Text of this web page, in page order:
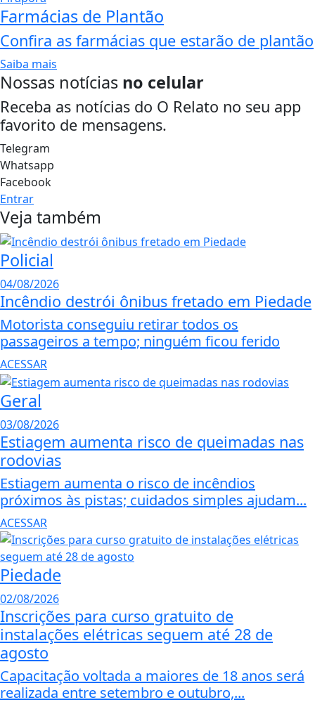
Farmácias de Plantão
Confira as farmácias que estarão de plantão
Saiba mais
Nossas notícias no celular
Receba as notícias do O Relato no seu app
favorito de mensagens.
Telegram
Whatsapp
Facebook
Entrar
Veja também
Policial
04/08/2026
Incêndio destrói ônibus fretado em Piedade
Motorista conseguiu retirar todos os
passageiros a tempo; ninguém ficou ferido
ACESSAR
Geral
03/08/2026
Estiagem aumenta risco de queimadas nas
rodovias
Estiagem aumenta o risco de incêndios
próximos às pistas; cuidados simples ajudam...
ACESSAR
Piedade
02/08/2026
Inscrições para curso gratuito de
instalações elétricas seguem até 28 de
agosto
Capacitação voltada a maiores de 18 anos será
realizada entre setembro e outubro,...